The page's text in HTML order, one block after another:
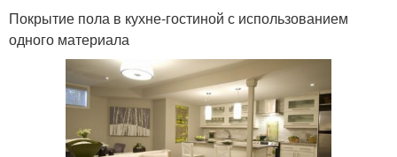
Покрытие пола в кухне-гостиной с использованием
одного материала